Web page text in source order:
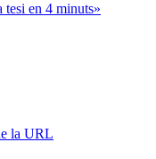
tesi en 4 minuts»
la URL